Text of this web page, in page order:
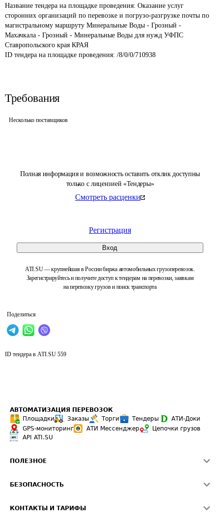
Полная информация и возможность оставить отклик доступны
только с лицензией «Тендеры»
Смотреть расценки
Регистрация
Вход
ATI.SU — крупнейшая в России биржа автомобильных грузоперевозок.
Зарегистрируйтесь и получите доступ к тендерам на перевозки, заявкам
на перевозку грузов и поиск транспорта
Поделиться
Название тендера на площадке проведения: Оказание услуг
сторонних организаций по перевозке и погрузо-разгрузке почты по
магистральному маршруту Минеральные Воды - Грозный -
Махачкала - Грозный - Минеральные Воды для нужд УФПС
Ставропольского края КРАЯ
ID тендера на площадке проведения: /8/0/0/710938
Требования
Несколько поставщиков
ID тендера в ATI.SU 559
АВТОМАТИЗАЦИЯ ПЕРЕВОЗОК
Площадки
Заказы Торги Тендеры
АТИ-Доки
GPS-мониторинг
АТИ Мессенджер
Цепочки грузов
API ATI.SU
ПОЛЕЗНОЕ
Звезды ATI.SU на вашем сайте
БЕЗОПАСНОСТЬ
КОНТАКТЫ И ТАРИФЫ